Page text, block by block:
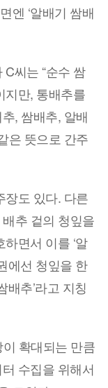
엔 ‘알배기 쌈배
씨는 “순수 쌈
지만, 통배추를
, 쌈배추, 알배
은 뜻으로 간주
장도 있다. 다른
추 겉의 청잎을
면서 이를 ‘알
에선 청잎을 한
배추’라고 지칭
확대되는 만큼
수집을 위해서